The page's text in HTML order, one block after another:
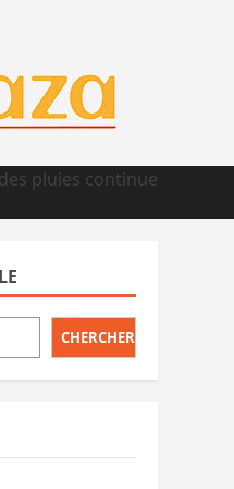
pluies continue
CHERCHER